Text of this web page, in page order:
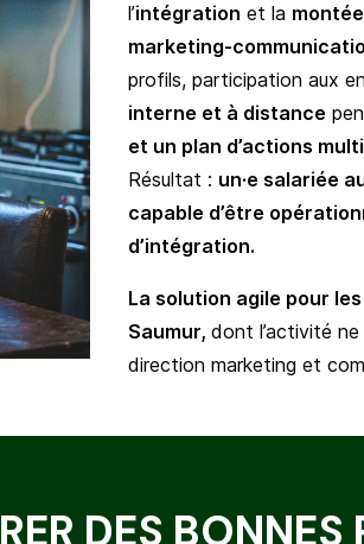
l’intégration et la
marketing-
profils, participation aux
interne et à distance
et un plan d’actions
Résultat : un·e salariée
capable d’être
d’intégration.
La solution agile pour
Saumur, dont l’activité ne
direction marketing et
DES BONNES